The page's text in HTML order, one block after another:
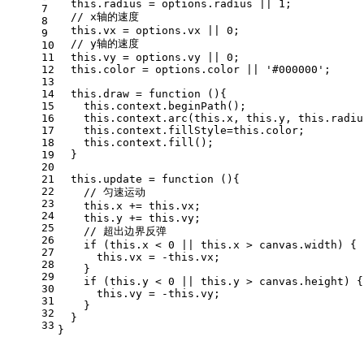
7
8
9
10
11
12
13
14
15
16
17
18
19
20
21
22
23
24
25
26
27
28
29
30
31
32
33
this . radius = options. radius 1 ;
// x轴的速度
this . vx = options. vx 0 ;
// y轴的速度
this . vy = options. vy 0 ;
this . color = options. color '#000000' ;
this . draw = function ( ){
this . context . beginPath ();
this . context . arc (this . x , this . y , this .
this . context . fillStyle=this . color ;
this . context . fill ();
  }
this . update = function ( ){
// 匀速运动
this . x += this . vx ;
this . y += this . vy ;
// 超出边界反弹
if (this . x < 0 this . x > canvas. width ) {
this . vx = -this . vx ;
    }
if (this . y < 0 this . y > canvas. height ) {
this . vy = -this . vy ;
    }
  }
}